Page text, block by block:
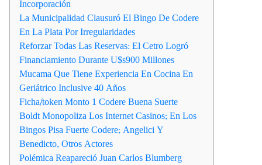
Incorporación
La Municipalidad Clausuró El Bingo De Codere
En La Plata Por Irregularidades
Reforzar Todas Las Reservas: El Cetro Logró
Financiamiento Durante U$s900 Millones
Mucama Que Tiene Experiencia En Cocina En
Geriátrico Inclusive 40 Años
Ficha/token Monto 1 Codere Buena Suerte
Boldt Monopoliza Los Internet Casinos; En Los
Bingos Pisa Fuerte Codere; Angelici Y
Benedicto, Otros Actores
Polémica Reapareció Juan Carlos Blumberg